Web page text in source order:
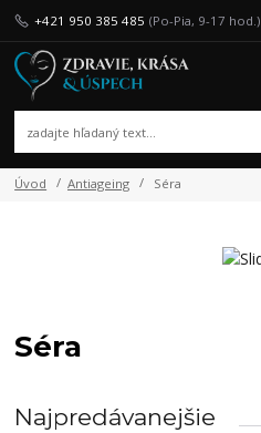
+421 950 385 485 (Po-Pia, 9-17 hod.)
Úvod Antiageing Séra
Séra
Najpredávanejšie